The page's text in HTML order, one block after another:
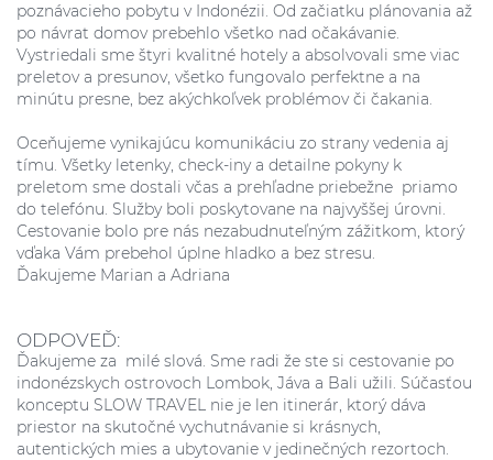
poznávacieho pobytu v Indonézii. Od začiatku plánovania až
po návrat domov prebehlo všetko nad očakávanie.
Vystriedali sme štyri kvalitné hotely a absolvovali sme viac
preletov a presunov, všetko fungovalo perfektne a na
minútu presne, bez akýchkoľvek problémov či čakania.
Oceňujeme vynikajúcu komunikáciu zo strany vedenia aj
tímu. Všetky letenky, check-iny a detailne pokyny k
preletom sme dostali včas a prehľadne priebežne priamo
do telefónu. Služby boli poskytovane na najvyššej úrovni.
Cestovanie bolo pre nás nezabudnuteľným zážitkom, ktorý
vďaka Vám prebehol úplne hladko a bez stresu.
Ďakujeme Marian a Adriana
ODPOVEĎ:
Ďakujeme za milé slová. Sme radi že ste si cestovanie po
indonézskych ostrovoch Lombok, Jáva a Bali užili. Súčasťou
konceptu SLOW TRAVEL nie je len itinerár, ktorý dáva
priestor na skutočné vychutnávanie si krásnych,
autentických mies a ubytovanie v jedinečných rezortoch.